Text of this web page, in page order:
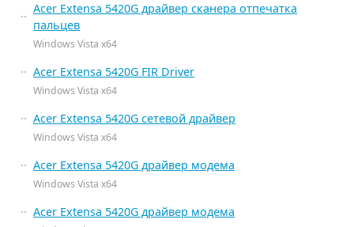
Acer Extensa 5420G драйвер сканера отпечатка
пальцев
Windows Vista x64
Acer Extensa 5420G FIR Driver
Windows Vista x64
Acer Extensa 5420G сетевой драйвер
Windows Vista x64
Acer Extensa 5420G драйвер модема
Windows Vista x64
Acer Extensa 5420G драйвер модема